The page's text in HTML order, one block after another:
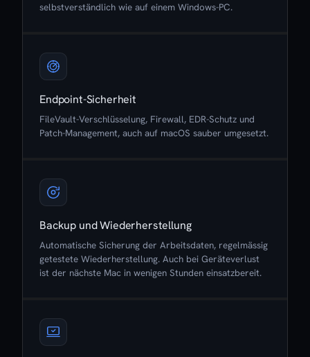
selbstverständlich wie auf einem Windows-PC.
Endpoint-Sicherheit
FileVault-Verschlüsselung, Firewall, EDR-Schutz und
Patch-Management, auch auf macOS sauber umgesetzt.
Backup und Wiederherstellung
Automatische Sicherung der Arbeitsdaten, regelmässig
getestete Wiederherstellung. Auch bei Geräteverlust
ist der nächste Mac in wenigen Stunden einsatzbereit.